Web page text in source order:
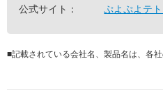
公式サイト：
ぷよぷよテ
■記載されている会社名、製品名は、各